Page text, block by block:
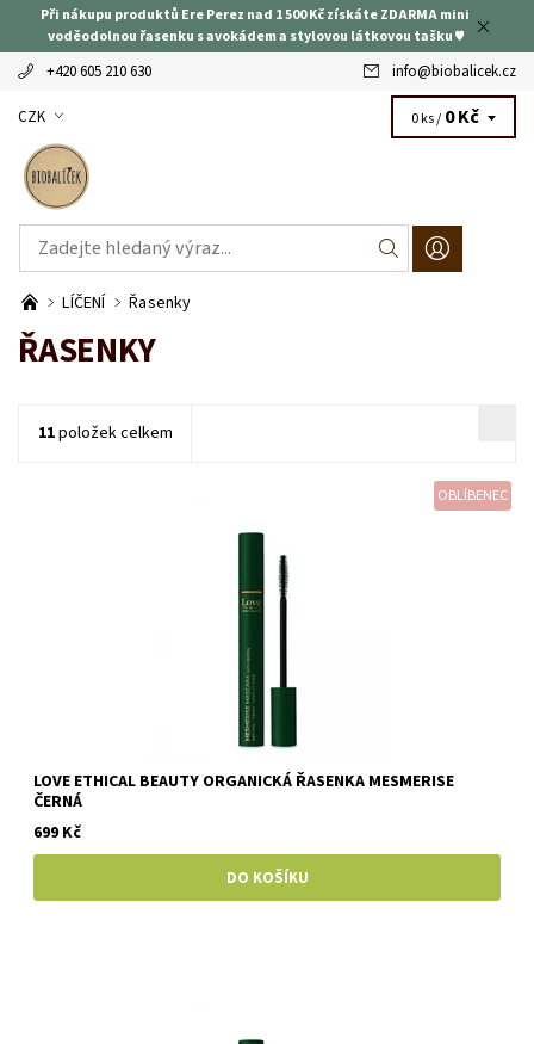
Při nákupu produktů Ere Perez nad 1 500 Kč získáte ZDARMA mini
voděodolnou řasenku s avokádem a stylovou látkovou tašku ♥
+420 605 210 630 info@biobalicek.cz
CZK 0 ks / 0 Kč
LÍČENÍ Řasenky
ŘASENKY
11položek celkem
OBLÍBENEC
LOVE ETHICAL BEAUTY ORGANICKÁ ŘASENKA MESMERISE
ČERNÁ
699 Kč